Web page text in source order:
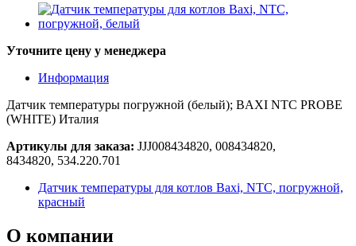
Уточните цену у менеджера
Информация
Датчик температуры погружной (белый); BAXI NTC PROBE
(WHITE) Италия
Артикулы для заказа: JJJ008434820, 008434820,
8434820, 534.220.701
Датчик температуры для котлов Baxi, NTC, погружной,
красный
О компании